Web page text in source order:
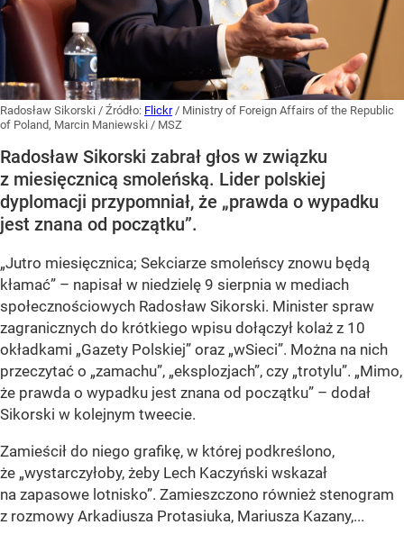
Radosław Sikorski / Źródło: Flickr / Ministry of Foreign Affairs of the Republic
of Poland, Marcin Maniewski / MSZ
Radosław Sikorski zabrał głos w związku
z miesięcznicą smoleńską. Lider polskiej
dyplomacji przypomniał, że „prawda o wypadku
jest znana od początku”.
„Jutro miesięcznica; Sekciarze smoleńscy znowu będą
kłamać” – napisał w niedzielę 9 sierpnia w mediach
społecznościowych Radosław Sikorski. Minister spraw
zagranicznych do krótkiego wpisu dołączył kolaż z 10
okładkami „Gazety Polskiej” oraz „wSieci”. Można na nich
przeczytać o „zamachu”, „eksplozjach”, czy „trotylu”. „Mimo,
że prawda o wypadku jest znana od początku” – dodał
Sikorski w kolejnym tweecie.
Zamieścił do niego grafikę, w której podkreślono,
że „wystarczyłoby, żeby Lech Kaczyński wskazał
na zapasowe lotnisko”. Zamieszczono również stenogram
z rozmowy Arkadiusza Protasiuka, Mariusza Kazany,...